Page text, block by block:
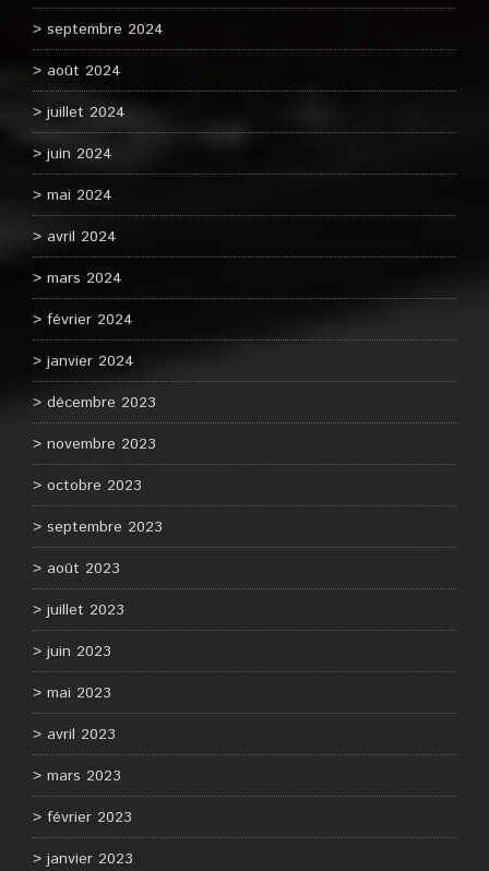
septembre 2024
août 2024
juillet 2024
juin 2024
mai 2024
avril 2024
mars 2024
février 2024
janvier 2024
décembre 2023
novembre 2023
octobre 2023
septembre 2023
août 2023
juillet 2023
juin 2023
mai 2023
avril 2023
mars 2023
février 2023
janvier 2023